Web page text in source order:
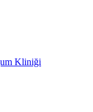
Kliniği